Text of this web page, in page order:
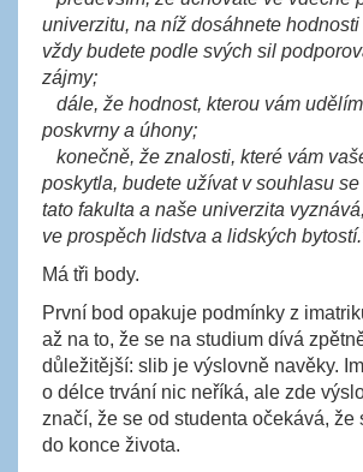
univerzitu, na níž dosáhnete
vždy budete podle svých sil
zájmy;
dále, že hodnost, kterou vám
poskvrny a úhony;
konečně, že znalosti, které vám
poskytla, budete užívat v souhlasu
tato fakulta a naše univerzita
ve prospěch lidstva a lidských
Má tři body.
První bod opakuje podmínky z
až na to, že se na studium dívá
důležitější: slib je výslovně navěky.
o délce trvání nic neříká, ale zde
značí, že se od studenta očekává, že
do konce života.